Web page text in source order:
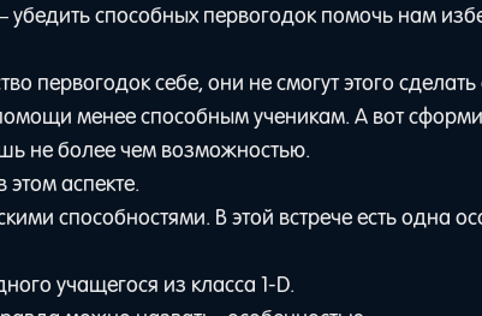
способных первогодок помочь нам
первогодок себе, они не смогут этого
менее способным ученикам. А вот
не более чем возможностью.
аспекте.
способностями. В этой встрече есть одна
учащегося из класса 1-D.